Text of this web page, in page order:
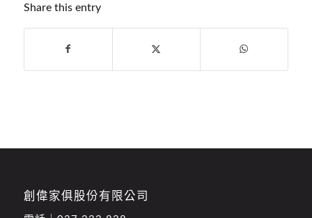
Share this entry
創偉家俱股份有限公司